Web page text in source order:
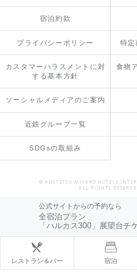
宿泊約款
プライバシーポリシー 特定
カスタマーハラスメントに対
する基本方針
食物
ソーシャルメディアのご案内
近鉄グループ一覧
SDGsの取組み
© KINTETSU MIYAKO HOTELS
ALL RIGHTS
公式サイトからの予約なら
全宿泊プラン
「ハルカス300」展望台チ
レストラン＆バー 宿泊